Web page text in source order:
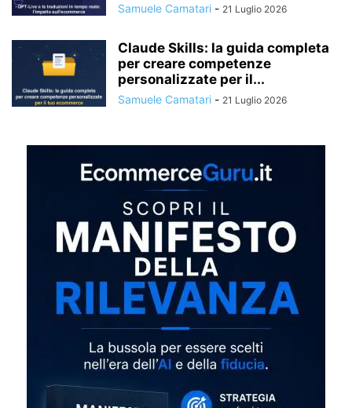
Samuele Camatari - 21 Luglio 2026
Claude Skills: la guida completa
per creare competenze
personalizzate per il...
Samuele Camatari - 21 Luglio 2026